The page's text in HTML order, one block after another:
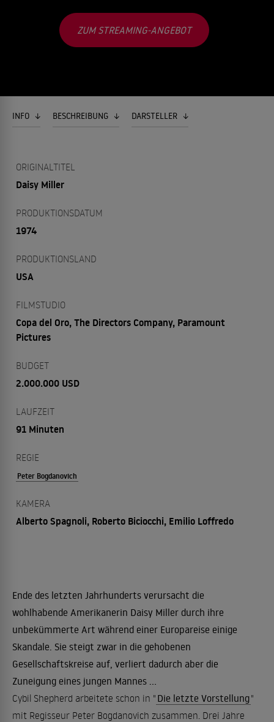
ZUM STREAMING-ANGEBOT
INFO BESCHREIBUNG DARSTELLER
ORIGINALTITEL
Daisy Miller
PRODUKTIONSDATUM
1974
PRODUKTIONSLAND
USA
FILMSTUDIO
Copa del Oro, The Directors Company, Paramount
Pictures
BUDGET
2.000.000 USD
LAUFZEIT
91 Minuten
REGIE
Peter Bogdanovich
KAMERA
Alberto Spagnoli, Roberto Biciocchi, Emilio Loffredo
Ende des letzten Jahrhunderts verursacht die
wohlhabende Amerikanerin Daisy Miller durch ihre
unbekümmerte Art während einer Europareise einige
Skandale. Sie steigt zwar in die gehobenen
Gesellschaftskreise auf, verliert dadurch aber die
Zuneigung eines jungen Mannes ...
Cybil Shepherd arbeitete schon in " Die letzte Vorstellung"
mit Regisseur Peter Bogdanovich zusammen. Drei Jahre